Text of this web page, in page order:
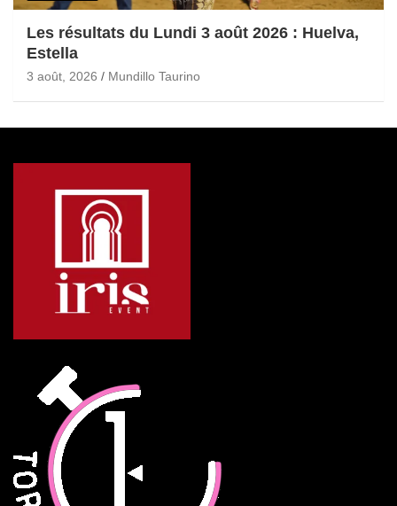
Les résultats du Lundi 3 août 2026 : Huelva,
Estella
3 août, 2026 Mundillo Taurino